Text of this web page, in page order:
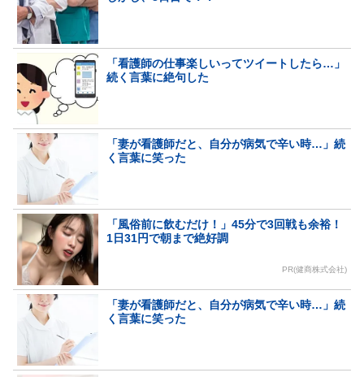
「看護師の仕事楽しいってツイートしたら…」
続く言葉に絶句した
「妻が看護師だと、自分が病気で辛い時…」続
く言葉に笑った
「風俗前に飲むだけ！」45分で3回戦も余裕！
1日31円で朝まで絶好調
PR(健商株式会社)
「妻が看護師だと、自分が病気で辛い時…」続
く言葉に笑った